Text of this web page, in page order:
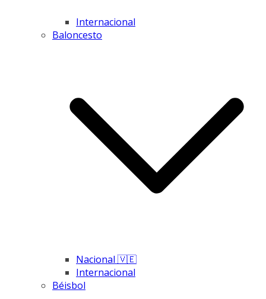
Internacional
Baloncesto
Nacional 🇻🇪
Internacional
Béisbol